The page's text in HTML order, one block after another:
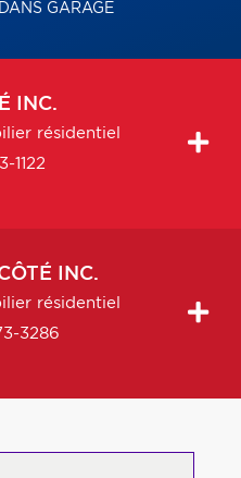
GARAGE
INC.
résidentiel
1122
INC.
résidentiel
3286